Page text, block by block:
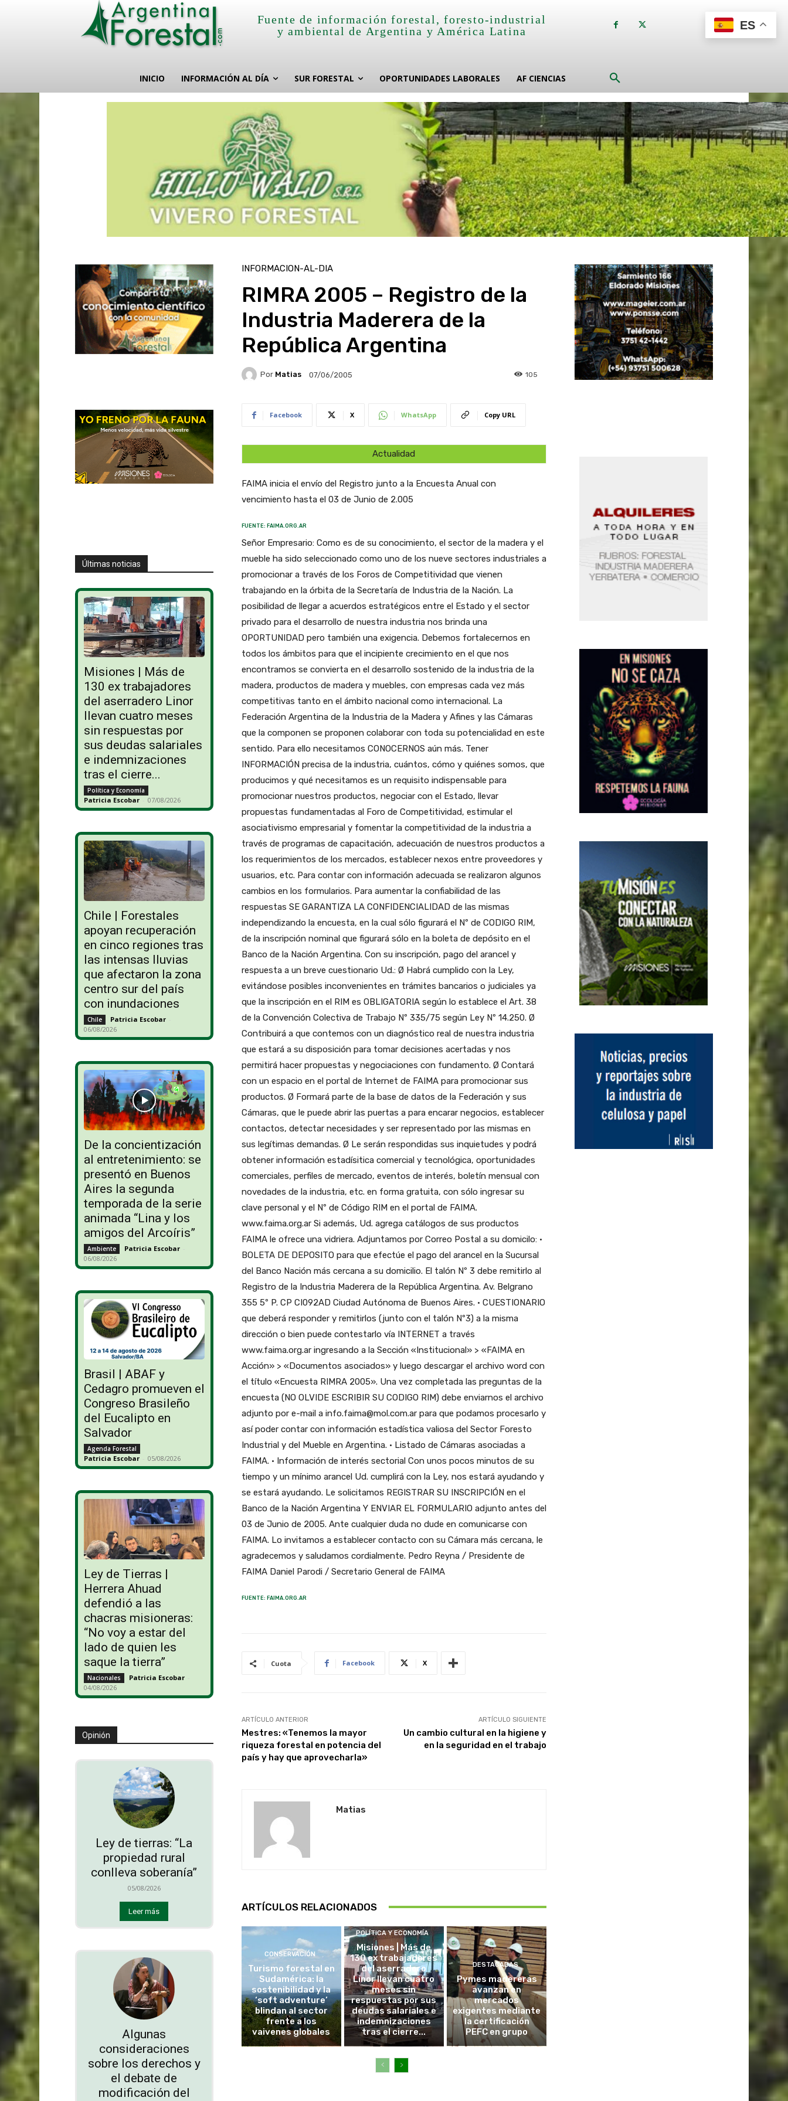
Fuente de información forestal, foresto-industrial
y ambiental de Argentina y América Latina
INICIO INFORMACIÓN AL DÍA SUR FORESTAL OPORTUNIDADES LABORALES AF CIENCIAS
Últimas noticias
Misiones | Más de
130 ex trabajadores
del aserradero Linor
llevan cuatro meses
sin respuestas por
sus deudas salariales
e indemnizaciones
tras el cierre...
Política y Economía
Patricia Escobar - 07/08/2026
Chile | Forestales
apoyan recuperación
en cinco regiones tras
las intensas lluvias
que afectaron la zona
centro sur del país
con inundaciones
Chile Patricia Escobar -
06/08/2026
De la concientización
al entretenimiento: se
presentó en Buenos
Aires la segunda
temporada de la serie
animada “Lina y los
amigos del Arcoíris”
Ambiente Patricia Escobar -
06/08/2026
Brasil | ABAF y
Cedagro promueven el
Congreso Brasileño
del Eucalipto en
Salvador
Agenda Forestal
Patricia Escobar - 05/08/2026
Ley de Tierras |
Herrera Ahuad
defendió a las
chacras misioneras:
“No voy a estar del
lado de quien les
saque la tierra”
Nacionales Patricia Escobar -
04/08/2026
Opinión
Ley de tierras: “La
propiedad rural
conlleva soberanía”
05/08/2026
Leer más
Algunas
consideraciones
sobre los derechos y
el debate de
modificación del
INFORMACION-AL-DIA
RIMRA 2005 – Registro de la
Industria Maderera de la
República Argentina
Por Matias 07/06/2005 105
Facebook X WhatsApp Copy URL
Actualidad
FAIMA inicia el envío del Registro junto a la Encuesta Anual con
vencimiento hasta el 03 de Junio de 2.005
FUENTE: FAIMA.ORG.AR
Señor Empresario: Como es de su conocimiento, el sector de la madera y el
mueble ha sido seleccionado como uno de los nueve sectores industriales a
promocionar a través de los Foros de Competitividad que vienen
trabajando en la órbita de la Secretaría de Industria de la Nación. La
posibilidad de llegar a acuerdos estratégicos entre el Estado y el sector
privado para el desarrollo de nuestra industria nos brinda una
OPORTUNIDAD pero también una exigencia. Debemos fortalecernos en
todos los ámbitos para que el incipiente crecimiento en el que nos
encontramos se convierta en el desarrollo sostenido de la industria de la
madera, productos de madera y muebles, con empresas cada vez más
competitivas tanto en el ámbito nacional como internacional. La
Federación Argentina de la Industria de la Madera y Afines y las Cámaras
que la componen se proponen colaborar con toda su potencialidad en este
sentido. Para ello necesitamos CONOCERNOS aún más. Tener
INFORMACIÓN precisa de la industria, cuántos, cómo y quiénes somos, que
producimos y qué necesitamos es un requisito indispensable para
promocionar nuestros productos, negociar con el Estado, llevar
propuestas fundamentadas al Foro de Competitividad, estimular el
asociativismo empresarial y fomentar la competitividad de la industria a
través de programas de capacitación, adecuación de nuestros productos a
los requerimientos de los mercados, establecer nexos entre proveedores y
usuarios, etc. Para contar con información adecuada se realizaron algunos
cambios en los formularios. Para aumentar la confiabilidad de las
respuestas SE GARANTIZA LA CONFIDENCIALIDAD de las mismas
independizando la encuesta, en la cual sólo figurará el Nº de CODIGO RIM,
de la inscripción nominal que figurará sólo en la boleta de depósito en el
Banco de la Nación Argentina. Con su inscripción, pago del arancel y
respuesta a un breve cuestionario Ud.: Ø Habrá cumplido con la Ley,
evitándose posibles inconvenientes en trámites bancarios o judiciales ya
que la inscripción en el RIM es OBLIGATORIA según lo establece el Art. 38
de la Convención Colectiva de Trabajo Nº 335/75 según Ley Nº 14.250. Ø
Contribuirá a que contemos con un diagnóstico real de nuestra industria
que estará a su disposición para tomar decisiones acertadas y nos
permitirá hacer propuestas y negociaciones con fundamento. Ø Contará
con un espacio en el portal de Internet de FAIMA para promocionar sus
productos. Ø Formará parte de la base de datos de la Federación y sus
Cámaras, que le puede abrir las puertas a para encarar negocios, establecer
contactos, detectar necesidades y ser representado por las mismas en
sus legítimas demandas. Ø Le serán respondidas sus inquietudes y podrá
obtener información estadísitica comercial y tecnológica, oportunidades
comerciales, perfiles de mercado, eventos de interés, boletín mensual con
novedades de la industria, etc. en forma gratuita, con sólo ingresar su
clave personal y el Nº de Código RIM en el portal de FAIMA.
www.faima.org.ar Si además, Ud. agrega catálogos de sus productos
FAIMA le ofrece una vidriera. Adjuntamos por Correo Postal a su domicilo: ·
BOLETA DE DEPOSITO para que efectúe el pago del arancel en la Sucursal
del Banco Nación más cercana a su domicilio. El talón Nº 3 debe remitirlo al
Registro de la Industria Maderera de la República Argentina. Av. Belgrano
355 5º P. CP CI092AD Ciudad Autónoma de Buenos Aires. · CUESTIONARIO
que deberá responder y remitirlos (junto con el talón Nº3) a la misma
dirección o bien puede contestarlo vía INTERNET a través
www.faima.org.ar ingresando a la Sección «Institucional» > «FAIMA en
Acción» > «Documentos asociados» y luego descargar el archivo word con
el título «Encuesta RIMRA 2005». Una vez completada las preguntas de la
encuesta (NO OLVIDE ESCRIBIR SU CODIGO RIM) debe enviarnos el archivo
adjunto por e-mail a info.faima@mol.com.ar para que podamos procesarlo y
así poder contar con información estadística valiosa del Sector Foresto
Industrial y del Mueble en Argentina. · Listado de Cámaras asociadas a
FAIMA. · Información de interés sectorial Con unos pocos minutos de su
tiempo y un mínimo arancel Ud. cumplirá con la Ley, nos estará ayudando y
se estará ayudando. Le solicitamos REGISTRAR SU INSCRIPCIÓN en el
Banco de la Nación Argentina Y ENVIAR EL FORMULARIO adjunto antes del
03 de Junio de 2005. Ante cualquier duda no dude en comunicarse con
FAIMA. Lo invitamos a establecer contacto con su Cámara más cercana, le
agradecemos y saludamos cordialmente. Pedro Reyna / Presidente de
FAIMA Daniel Parodi / Secretario General de FAIMA
FUENTE: FAIMA.ORG.AR
Cuota Facebook X
ARTÍCULO ANTERIOR
Mestres: «Tenemos la mayor
riqueza forestal en potencia del
país y hay que aprovecharla»
ARTÍCULO SIGUIENTE
Un cambio cultural en la higiene y
en la seguridad en el trabajo
Matias
ARTÍCULOS RELACIONADOS
CONSERVACIÓN
Turismo forestal en
Sudamérica: la
sostenibilidad y la
‘soft adventure’
blindan al sector
frente a los
vaivenes globales
POLÍTICA Y ECONOMÍA
Misiones | Más de
130 ex trabajadores
del aserradero
Linor llevan cuatro
meses sin
respuestas por sus
deudas salariales e
indemnizaciones
tras el cierre...
DESTACADAS
Pymes madereras
avanzan en
mercados
exigentes mediante
la certificación
PEFC en grupo
ES